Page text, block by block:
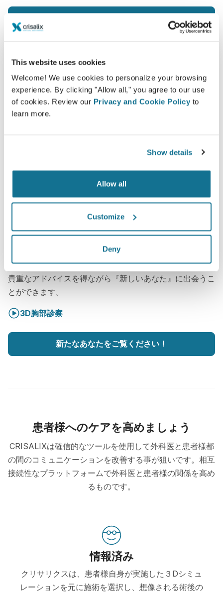
This website uses cookies
Welcome! We use cookies to personalize your browsing
experience. By clicking "Allow all," you agree to our use
of cookies. Review our Privacy and Cookie Policy to
learn more.
Show details
Allow all
Customize
Deny
よくある3Dの診察とは一体何でしょう
か？
次回の予約までの間、Alexandre PRUD'HOMMEからの
貴重なアドバイスを得ながら『新しいあなた』に出会うこ
とができます。
3D胸部診察
新たなあなたをご覧ください！
患者様へのケアを高めましょう
CRISALIXは確信的なツールを使用して外科医と患者様都
の間のコミュニケーションを改善する事が狙いです。相互
接続性なプラットフォームで外科医と患者様の関係を高め
るものです。
情報済み
クリサリクスは、患者様自身が実施した３Dシミュ
レーションを元に施術を選択し、想像される術後の